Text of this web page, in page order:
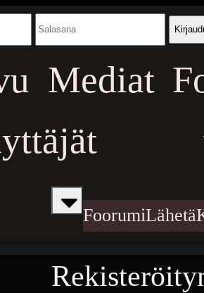
Mediat
FoorumiLähetä